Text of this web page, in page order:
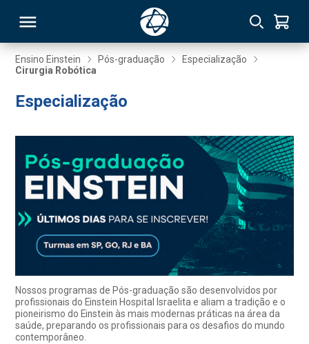
Ensino Einstein Pós-graduação
Especialização
Cirurgia Robótica
Especialização
Nossos programas de Pós-graduação são desenvolvidos por
profissionais do Einstein Hospital Israelita e aliam a tradição e o
pioneirismo do Einstein às mais modernas práticas na área da
saúde, preparando os profissionais para os desafios do mundo
contemporâneo.